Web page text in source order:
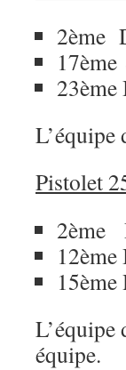
2ème
L’équipe
Pistolet
2ème
L’équipe
équipe.